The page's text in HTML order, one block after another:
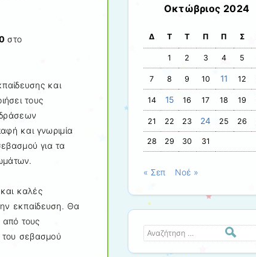
στο
και
τους
και γνωριμία
για τα
καλές
εκπαίδευση. Θα
από τους
του σεβασμού
Οκτώβριος 2024
Δ Τ Τ Π Π Σ
1 2 3 4 5
7 8 9 10 11 12
14 15 16 17 18 19
21 22 23 24 25 26
28 29 30 31
« Σεπ Νοέ »
Αναζήτηση